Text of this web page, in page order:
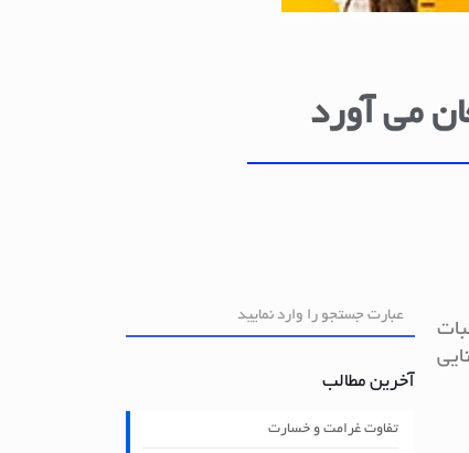
می آورد
آخرین مطالب
تفاوت غرامت و خسارت